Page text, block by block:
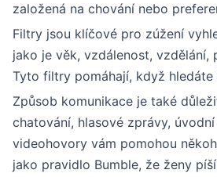
založená na chování nebo
Filtry jsou klíčové pro zúžení
jako je věk, vzdálenost, vzdělání,
Tyto filtry pomáhají, když
Způsob komunikace je také
chatování, hlasové zprávy,
videohovory vám pomohou
jako pravidlo Bumble, že ženy